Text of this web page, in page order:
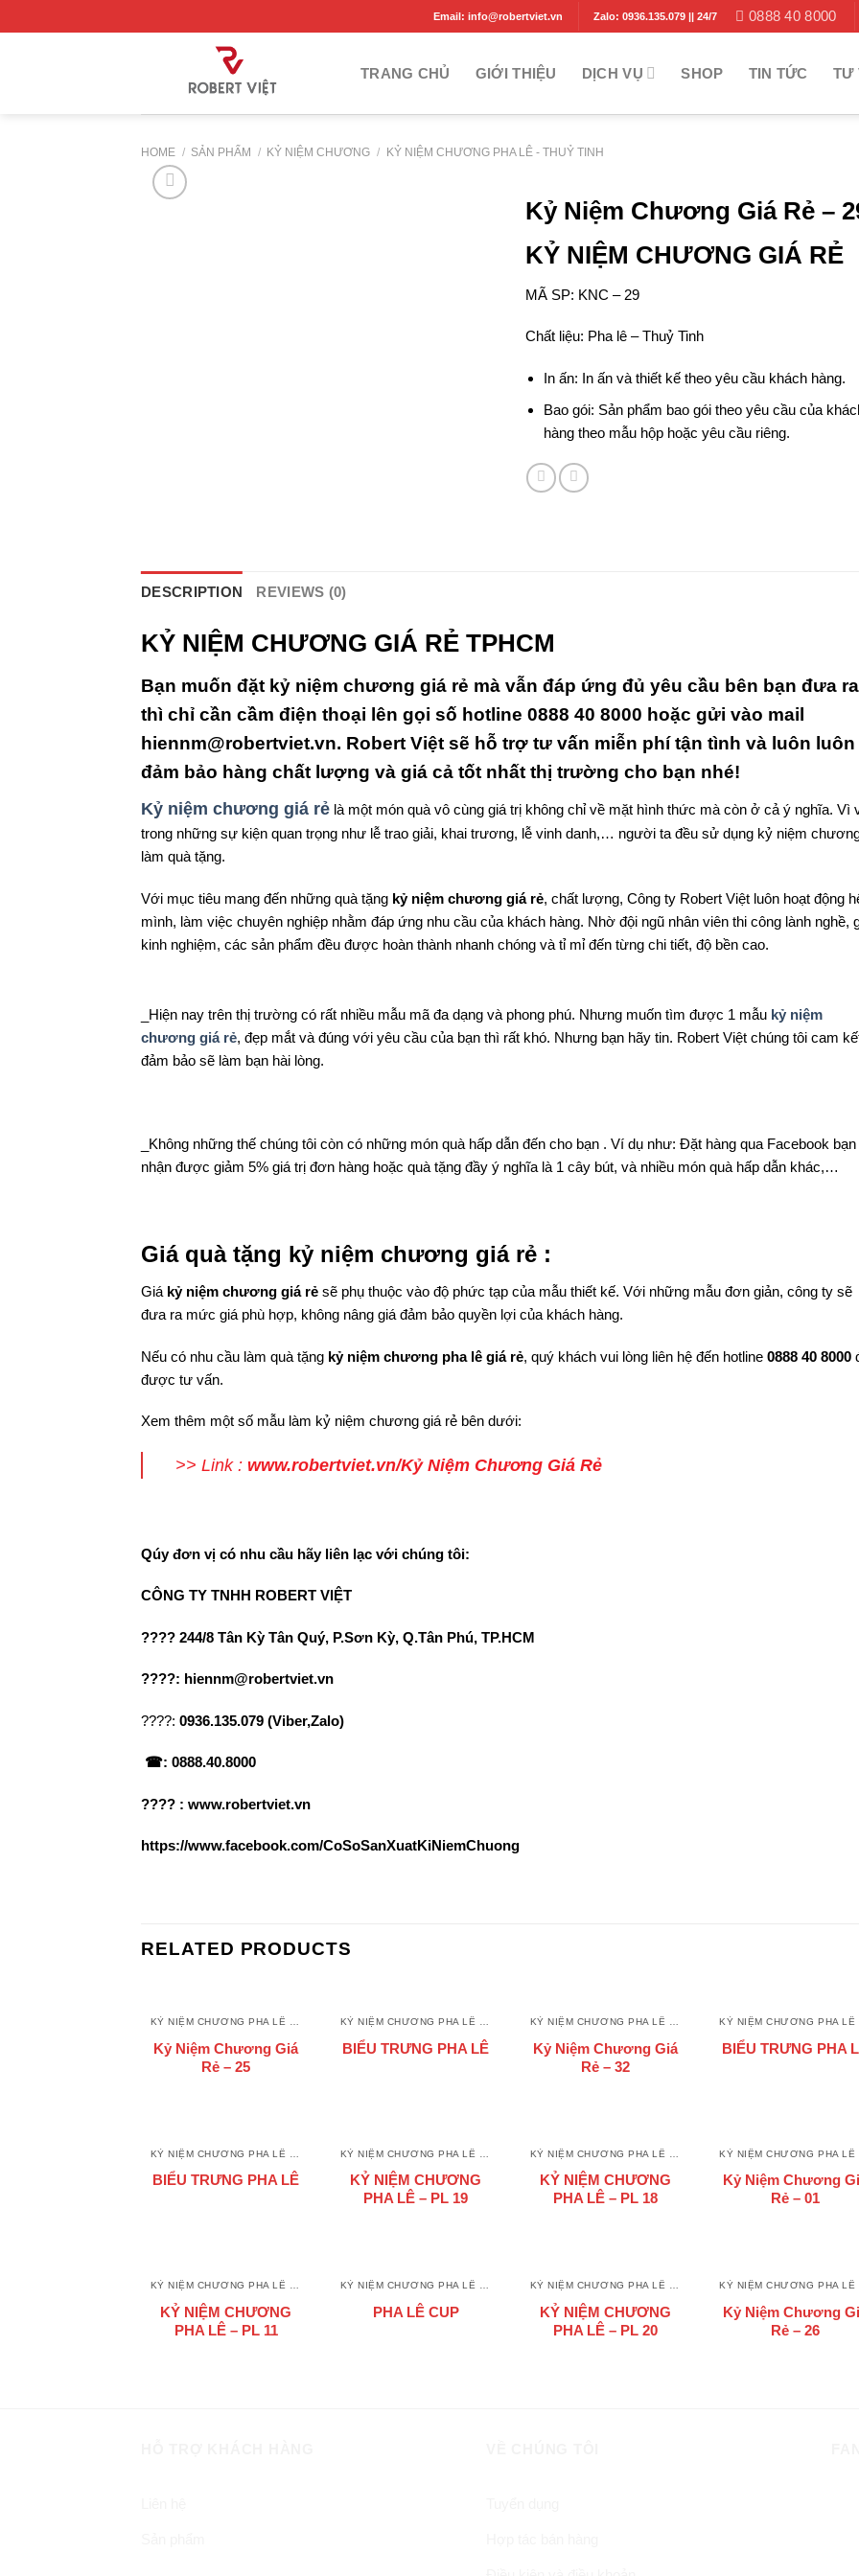
to
Email: info@robertviet.vn Zalo: 0936.135.079 || 24/7 0888 40 8000
TRANG CHỦ GIỚI THIỆU DỊCH VỤ SHOP TIN TỨC TƯ
HOME / SẢN PHẨM / KỶ NIỆM CHƯƠNG / KỶ NIỆM CHƯƠNG PHA LÊ - THUỶ TINH
Kỷ Niệm Chương Giá Rẻ –
KỶ NIỆM CHƯƠNG GIÁ RẺ
MÃ SP: KNC – 29
Chất liệu: Pha lê – Thuỷ Tinh
In ấn: In ấn và thiết kế theo yêu cầu khách hàng.
Bao gói: Sản phẩm bao gói theo yêu cầu của
hàng theo mẫu hộp hoặc yêu cầu riêng.
DESCRIPTION REVIEWS (0)
KỶ NIỆM CHƯƠNG GIÁ RẺ TPHCM
Bạn muốn đặt kỷ niệm chương giá rẻ mà vẫn đáp ứng đủ yêu cầu bên bạn đưa ra
thì chỉ cần cầm điện thoại lên gọi số hotline 0888 40 8000 hoặc gửi vào mail
hiennm@robertviet.vn. Robert Việt sẽ hỗ trợ tư vấn miễn phí tận tình và luôn luôn
đảm bảo hàng chất lượng và giá cả tốt nhất thị trường cho bạn nhé!
Kỷ niệm chương giá rẻ là một món quà vô cùng giá trị không chỉ về mặt hình thức mà còn ở cả ý nghĩa. Vì
trong những sự kiện quan trọng như lễ trao giải, khai trương, lễ vinh danh,… người ta đều sử dụng kỷ niệm
làm quà tặng.
Với mục tiêu mang đến những quà tặng kỷ niệm chương giá rẻ, chất lượng, Công ty Robert Việt luôn hoạt động
mình, làm việc chuyên nghiệp nhằm đáp ứng nhu cầu của khách hàng. Nhờ đội ngũ nhân viên thi công lành nghề,
kinh nghiệm, các sản phẩm đều được hoàn thành nhanh chóng và tỉ mỉ đến từng chi tiết, độ bền cao.
_Hiện nay trên thị trường có rất nhiều mẫu mã đa dạng và phong phú. Nhưng muốn tìm được 1 mẫu kỷ niệm
chương giá rẻ, đẹp mắt và đúng với yêu cầu của bạn thì rất khó. Nhưng bạn hãy tin. Robert Việt chúng tôi cam
đảm bảo sẽ làm bạn hài lòng.
_Không những thế chúng tôi còn có những món quà hấp dẫn đến cho bạn . Ví dụ như: Đặt hàng qua Facebook
nhận được giảm 5% giá trị đơn hàng hoặc quà tặng đầy ý nghĩa là 1 cây bút, và nhiều món quà hấp dẫn khác,…
Giá quà tặng kỷ niệm chương giá rẻ :
Giá kỷ niệm chương giá rẻ sẽ phụ thuộc vào độ phức tạp của mẫu thiết kế. Với những mẫu đơn giản, công ty sẽ
đưa ra mức giá phù hợp, không nâng giá đảm bảo quyền lợi của khách hàng.
Nếu có nhu cầu làm quà tặng kỷ niệm chương pha lê giá rẻ, quý khách vui lòng liên hệ đến hotline 0888 40 8000
được tư vấn.
Xem thêm một số mẫu làm kỷ niệm chương giá rẻ bên dưới:
>> Link : www.robertviet.vn/Kỷ Niệm Chương Giá Rẻ
Qúy đơn vị có nhu cầu hãy liên lạc với chúng tôi:
CÔNG TY TNHH ROBERT VIỆT
???? 244/8 Tân Kỳ Tân Quý, P.Sơn Kỳ, Q.Tân Phú, TP.HCM
????: hiennm@robertviet.vn
????: 0936.135.079 (Viber,Zalo)
☎: 0888.40.8000
???? : www.robertviet.vn
https://www.facebook.com/CoSoSanXuatKiNiemChuong
RELATED PRODUCTS
Kỷ Niệm Chương Giá
Rẻ – 25
BIỂU TRƯNG PHA LÊ
Kỷ Niệm Chương Giá
Rẻ – 32
BIỂU TRƯNG PHA
BIỂU TRƯNG PHA LÊ
KỶ NIỆM CHƯƠNG
PHA LÊ – PL 19
KỶ NIỆM CHƯƠNG
PHA LÊ – PL 18
Kỷ Niệm Chương
Rẻ – 01
KỶ NIỆM CHƯƠNG PHA LÊ - THUỶ TINH
KỶ NIỆM CHƯƠNG
PHA LÊ – PL 11
KỶ NIỆM CHƯƠNG PHA LÊ - THUỶ TINH
PHA LÊ CUP
KỶ NIỆM CHƯƠNG PHA LÊ - THUỶ TINH
KỶ NIỆM CHƯƠNG
PHA LÊ – PL 20
Kỷ Niệm Chương
Rẻ – 26